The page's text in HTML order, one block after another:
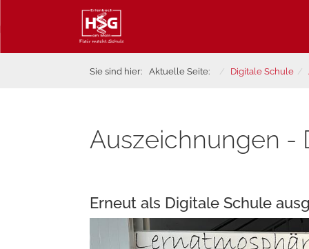
Sie sind hier: Aktuelle Seite: Digitale Schule
Auszeichnungen -
Erneut als Digitale Schule